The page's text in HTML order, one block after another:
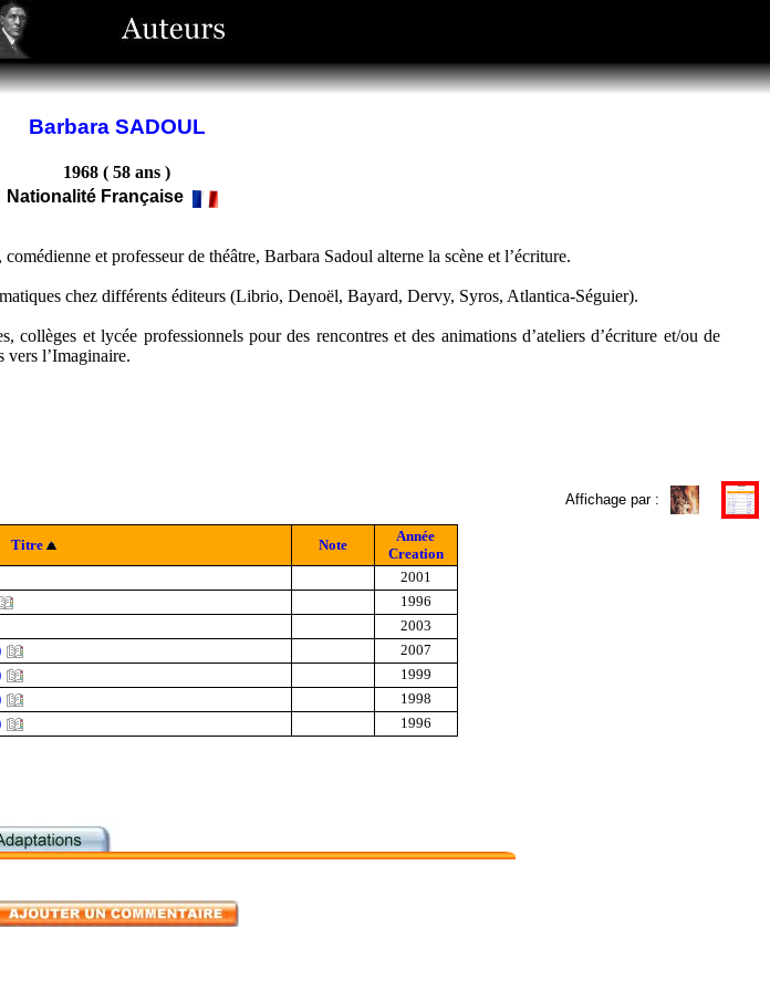
Barbara SADOUL
1968 ( 58 ans )
Nationalité Française
et professeur de théâtre, Barbara Sadoul alterne la scène et l’écriture.
chez différents éditeurs (Librio, Denoël, Bayard, Dervy, Syros, Atlantica-Séguier).
collèges et lycée professionnels pour des rencontres et des animations d’ateliers d’écriture et/ou de
vers l’Imaginaire.
Affichage par :
Titre Note
Année
Creation
2001
1996
2003
2007
1999
1998
1996